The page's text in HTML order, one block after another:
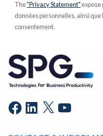
The"Privacy Statement" expose
données personnelles, ainsi
consentement.